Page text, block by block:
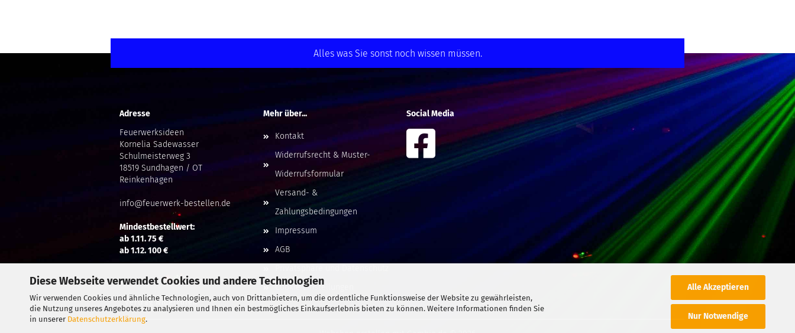
Diese Webseite verwendet Cookies und andere Technologien
Wir verwenden Cookies und ähnliche Technologien, auch von Drittanbietern, um die ordentliche Funktionsweise der Website zu gewährleisten,
die Nutzung unseres Angebotes zu analysieren und Ihnen ein bestmögliches Einkaufserlebnis bieten zu können. Weitere Informationen finden Sie
in unserer Datenschutzerklärung.
Alle Akzeptieren
Nur Notwendige
Alles was Sie sonst noch wissen müssen.
Adresse
Feuerwerksideen
Kornelia Sadewasser
Schulmeisterweg 3
18519 Sundhagen / OT
Reinkenhagen
info@feuerwerk-bestellen.de
Mindestbestellwert:
ab 1.11. 75 €
ab 1.12. 100 €
Mehr über...
Kontakt
Widerrufsrecht & Muster-
Widerrufsformular
Versand- &
Zahlungsbedingungen
Impressum
AGB
Cookie Einstellungen
Social Media
Vertrag widerrufen